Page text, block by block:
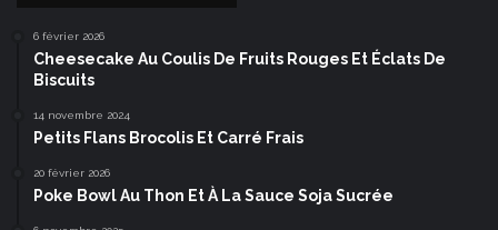
6 février 2026
Cheesecake Au Coulis De Fruits Rouges Et Éclats De
Biscuits
14 novembre 2024
Petits Flans Brocolis Et Carré Frais
20 février 2026
Poke Bowl Au Thon Et À La Sauce Soja Sucrée